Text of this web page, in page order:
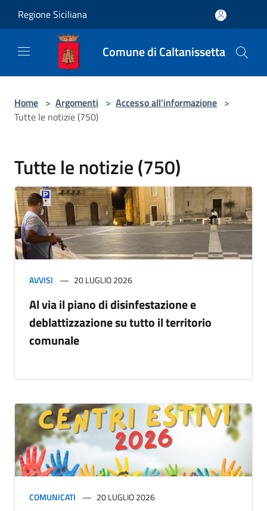
Regione Siciliana
Comune di Caltanissetta
Home > Argomenti > Accesso all'informazione >
Tutte le notizie (750)
Tutte le notizie (750)
AVVISI 20 LUGLIO 2026
Al via il piano di disinfestazione e
deblattizzazione su tutto il territorio
comunale
COMUNICATI 20 LUGLIO 2026